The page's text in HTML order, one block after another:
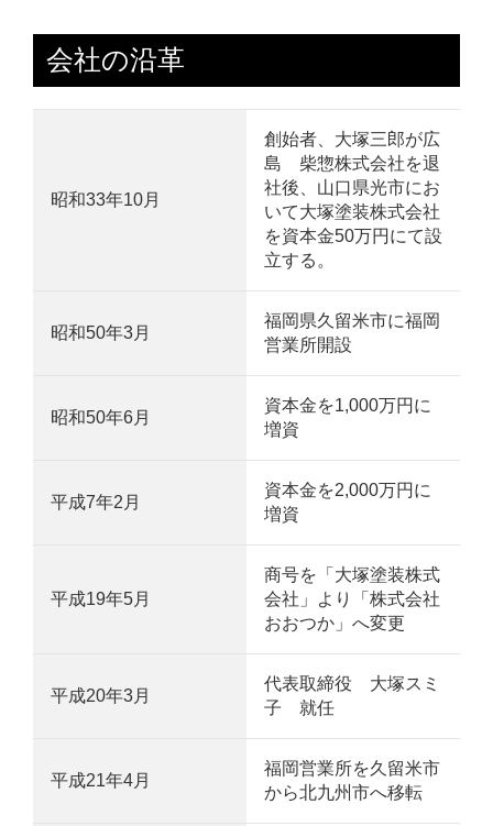
会社の沿革
昭和33年10月
創始者、大塚三郎が広
島 柴惣株式会社を退
社後、山口県光市にお
いて大塚塗装株式会社
を資本金50万円にて設
立する。
昭和50年3月
福岡県久留米市に福岡
営業所開設
昭和50年6月
資本金を1,000万円に
増資
平成7年2月
資本金を2,000万円に
増資
平成19年5月
商号を「大塚塗装株式
会社」より「株式会社
おおつか」へ変更
平成20年3月
代表取締役 大塚スミ
子 就任
平成21年4月
福岡営業所を久留米市
から北九州市へ移転